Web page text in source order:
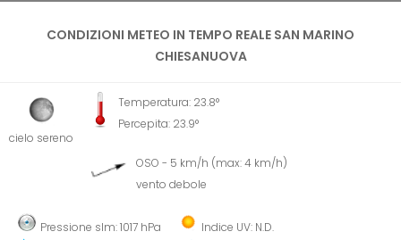
CONDIZIONI METEO IN TEMPO REALE SAN MARINO
CHIESANUOVA
cielo sereno
Temperatura: 23.8°
Percepita: 23.9°
OSO - 5 km/h (max: 4 km/h)
vento debole
Pressione slm: 1017 hPa
Indice UV: N.D.